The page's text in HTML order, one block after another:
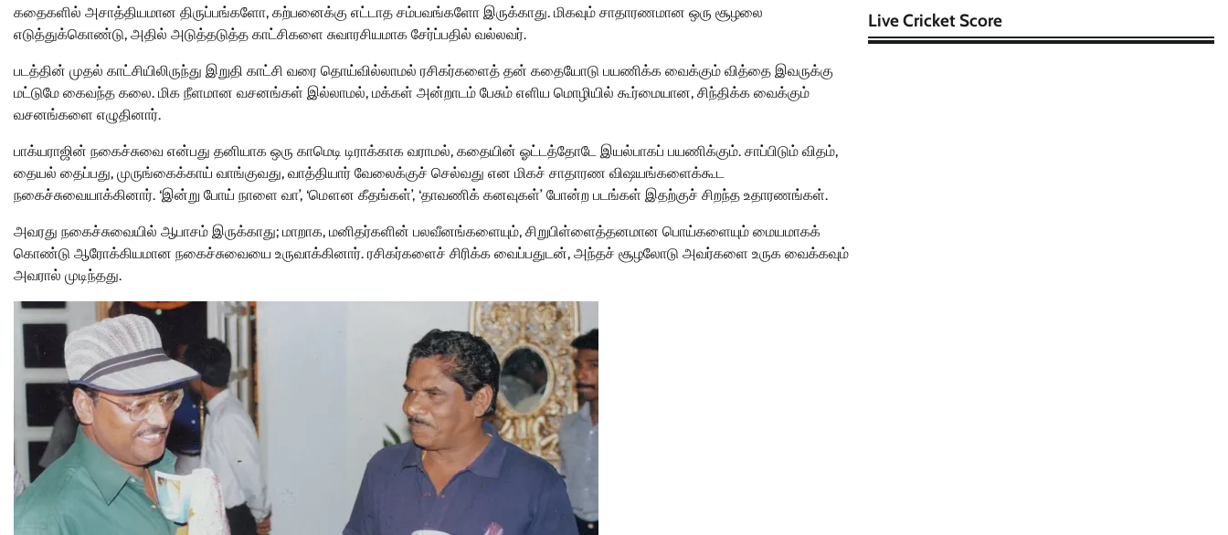
கதைகளில் அசாத்தியமான திருப்பங்களோ, கற்பனைக்கு எட்டாத சம்பவங்களோ இருக்காது. மிகவும் சாதாரணமான ஒரு சூழலை
எடுத்துக்கொண்டு, அதில் அடுத்தடுத்த காட்சிகளை சுவாரசியமாக சேர்ப்பதில் வல்லவர்.
படத்தின் முதல் காட்சியிலிருந்து இறுதி காட்சி வரை தொய்வில்லாமல் ரசிகர்களைத் தன் கதையோடு பயணிக்க வைக்கும் வித்தை இவருக்கு
மட்டுமே கைவந்த கலை. மிக நீளமான வசனங்கள் இல்லாமல், மக்கள் அன்றாடம் பேசும் எளிய மொழியில் கூர்மையான, சிந்திக்க வைக்கும்
வசனங்களை எழுதினார்.
பாக்யராஜின் நகைச்சுவை என்பது தனியாக ஒரு காமெடி டிராக்காக வராமல், கதையின் ஓட்டத்தோடே இயல்பாகப் பயணிக்கும். சாப்பிடும் விதம்,
தையல் தைப்பது, முருங்கைக்காய் வாங்குவது, வாத்தியார் வேலைக்குச் செல்வது என மிகச் சாதாரண விஷயங்களைக்கூட
நகைச்சுவையாக்கினார். ‘இன்று போய் நாளை வா’, ‘மௌன கீதங்கள்’, ‘தாவணிக் கனவுகள்’ போன்ற படங்கள் இதற்குச் சிறந்த உதாரணங்கள்.
அவரது நகைச்சுவையில் ஆபாசம் இருக்காது; மாறாக, மனிதர்களின் பலவீனங்களையும், சிறுபிள்ளைத்தனமான பொய்களையும் மையமாகக்
கொண்டு ஆரோக்கியமான நகைச்சுவையை உருவாக்கினார். ரசிகர்களைச் சிரிக்க வைப்பதுடன், அந்தச் சூழலோடு அவர்களை உருக வைக்கவும்
அவரால் முடிந்தது.
Live Cricket Score